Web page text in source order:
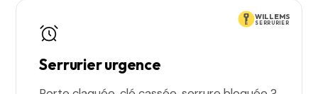
WILLEMS
SERRURIER
Serrurier urgence